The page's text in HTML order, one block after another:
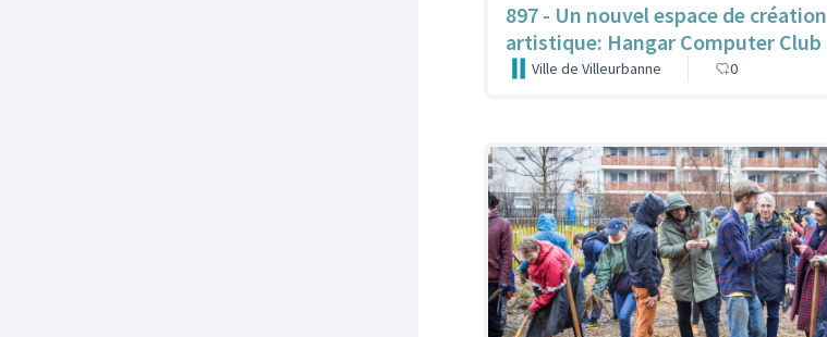
897 - Un nouvel espace de création
artistique: Hangar Computer Club
Ville de Villeurbanne 0